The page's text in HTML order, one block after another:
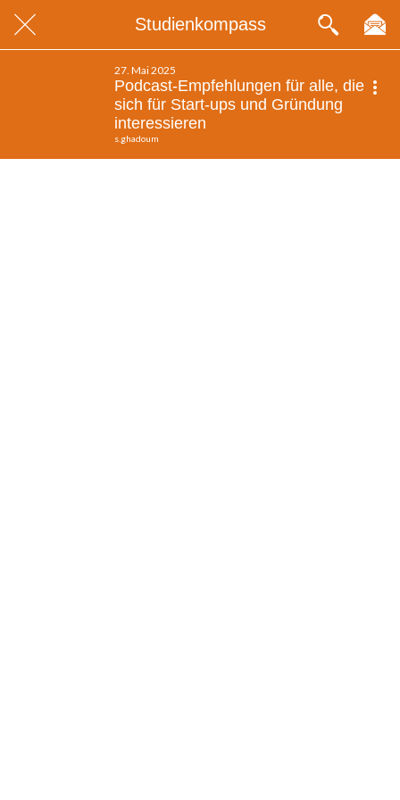
Studienkompass
27. Mai 2025
Podcast-Empfehlungen für alle, die
sich für Start-ups und Gründung
interessieren
s.ghadoum